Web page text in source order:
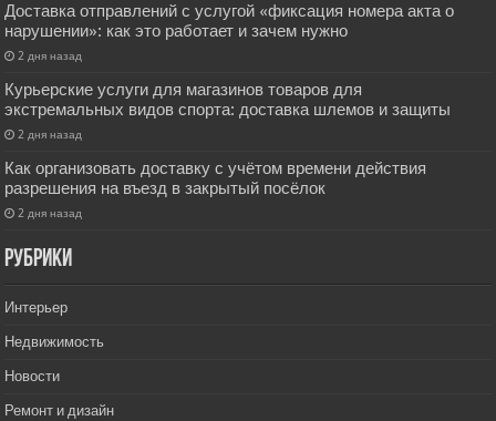
Доставка отправлений с услугой «фиксация номера акта о
нарушении»: как это работает и зачем нужно
2 дня назад
Курьерские услуги для магазинов товаров для
экстремальных видов спорта: доставка шлемов и защиты
2 дня назад
Как организовать доставку с учётом времени действия
разрешения на въезд в закрытый посёлок
2 дня назад
РУбрики
Интерьер
Недвижимость
Новости
Ремонт и дизайн